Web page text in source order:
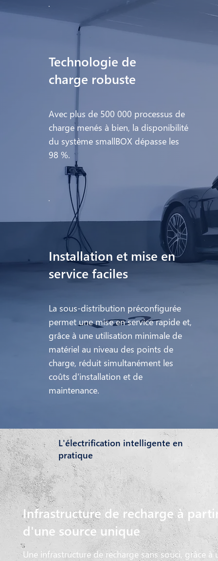
Technologie de
charge robuste
Avec plus de 500 000 processus de
charge menés à bien, la disponibilité
du système smallBOX dépasse les
98 %.
Installation et mise en
service faciles
La sous-distribution préconfigurée
permet une mise en service rapide et,
grâce à une utilisation minimale de
matériel au niveau des points de
charge, réduit simultanément les
coûts d'installation et de
maintenance.
L'électrification intelligente en
pratique
Infrastructure de recharge à
d'une source unique
Une infrastructure de recharge sans souci, grâce